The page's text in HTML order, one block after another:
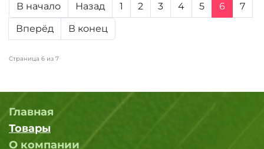
В начало Назад 1 2 3 4 5 6
7
Вперёд
В конец
Страница 6 из 7
Главная
Товары
О компании